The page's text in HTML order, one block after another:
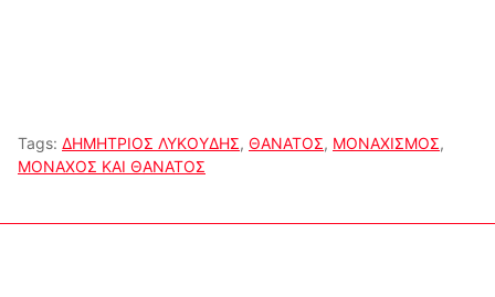
Tags: ΔΗΜΗΤΡΙΟΣ ΛΥΚΟΥΔΗΣ, ΘΑΝΑΤΟΣ, ΜΟΝΑΧΙΣΜΟΣ,
ΜΟΝΑΧΟΣ ΚΑΙ ΘΑΝΑΤΟΣ